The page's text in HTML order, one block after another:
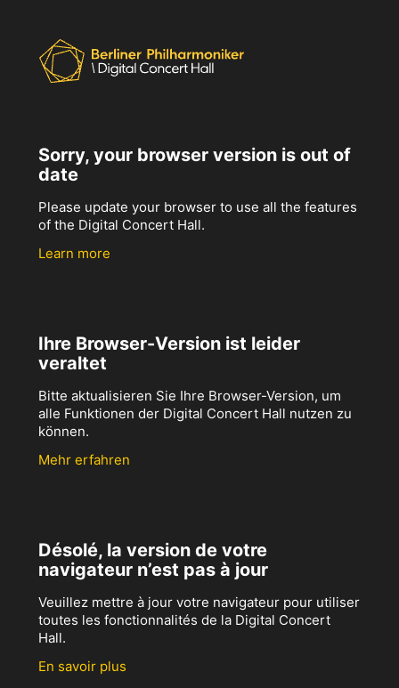
Sorry, your browser version is out of
date
Please update your browser to use all the features
of the Digital Concert Hall.
Learn more
Ihre Browser-Version ist leider
veraltet
Bitte aktualisieren Sie Ihre Browser-Version, um
alle Funktionen der Digital Concert Hall nutzen zu
können.
Mehr erfahren
Désolé, la version de votre
navigateur n’est pas à jour
Veuillez mettre à jour votre navigateur pour utiliser
toutes les fonctionnalités de la Digital Concert
Hall.
En savoir plus